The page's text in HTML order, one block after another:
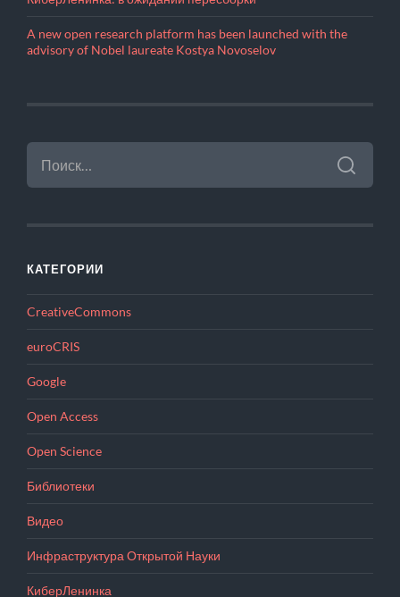
A new open research platform has been launched with the
advisory of Nobel laureate Kostya Novoselov
НАЙТИ:
КАТЕГОРИИ
CreativeCommons
euroCRIS
Google
Open Access
Open Science
Библиотеки
Видео
Инфраструктура Открытой Науки
КиберЛенинка